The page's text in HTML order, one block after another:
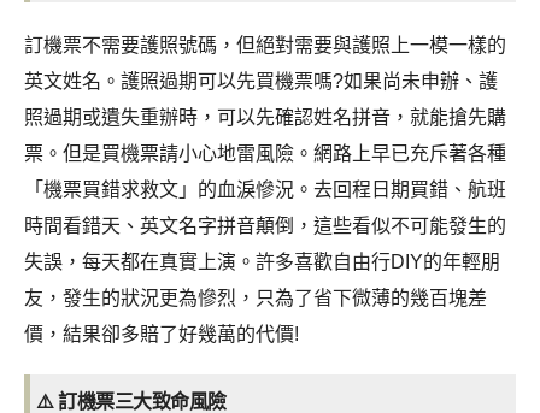
訂機票不需要護照號碼，但絕對需要與護照上一模一樣的
英文姓名。護照過期可以先買機票嗎?如果尚未申辦、護
照過期或遺失重辦時，可以先確認姓名拼音，就能搶先購
票。但是買機票請小心地雷風險。網路上早已充斥著各種
「機票買錯求救文」的血淚慘況。去回程日期買錯、航班
時間看錯天、英文名字拼音顛倒，這些看似不可能發生的
失誤，每天都在真實上演。許多喜歡自由行DIY的年輕朋
友，發生的狀況更為慘烈，只為了省下微薄的幾百塊差
價，結果卻多賠了好幾萬的代價!
⚠️ 訂機票三大致命風險